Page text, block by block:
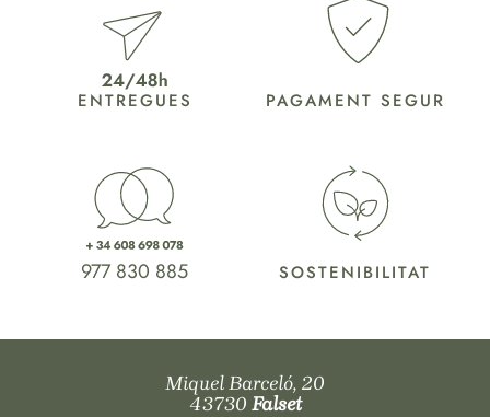
ENTREGUES
977 830 885
PAGAMENT SEGUR
SOSTENIBILITAT
Miquel Barceló, 20
43730 Falset